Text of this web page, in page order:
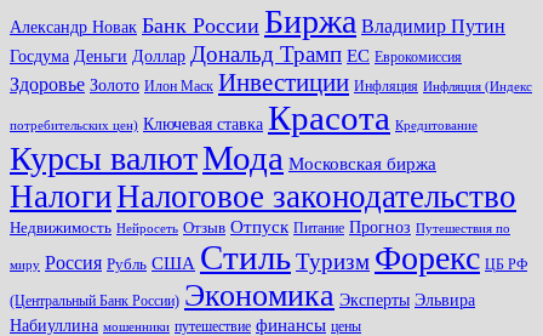
Александр Новак Банк России Биржа Владимир Путин
Госдума Деньги Доллар Дональд Трамп ЕС Еврокомиссия
Здоровье Золото Илон Маск Инвестиции Инфляция Инфляция (Индекс
потребительских цен) Ключевая ставка Красота Кредитование
Курсы валютМода Московская биржа
НалогиНалоговое законодательство
Недвижимость Нейросеть Отзыв Отпуск Питание Прогноз Путешествия по
миру Россия Рубль США СтильТуризм Форекс ЦБ РФ
(Центральный Банк России) Экономика Эксперты Эльвира
Набиуллина мошенники путешествие финансы цены